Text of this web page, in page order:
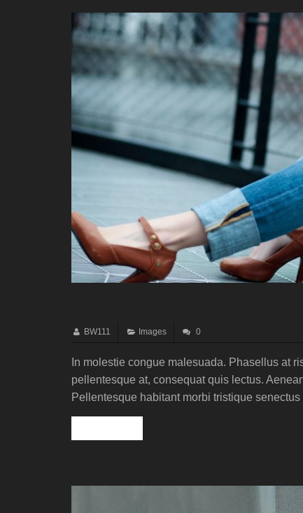
BW111 Images 0
In molestie congue malesuada. Phasellus at
pellentesque at, consequat quis lectus.
Pellentesque habitant morbi tristique